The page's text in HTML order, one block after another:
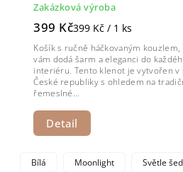
Zakázková výroba
399 Kč399 Kč / 1 ks
Detail
Košík s ručně háčkovaným
vám dodá šarm a eleganci do
interiéru. Tento klenot je vytvořen v
České republiky s ohledem na
řemeslné...
Bílá Moonlight Světle